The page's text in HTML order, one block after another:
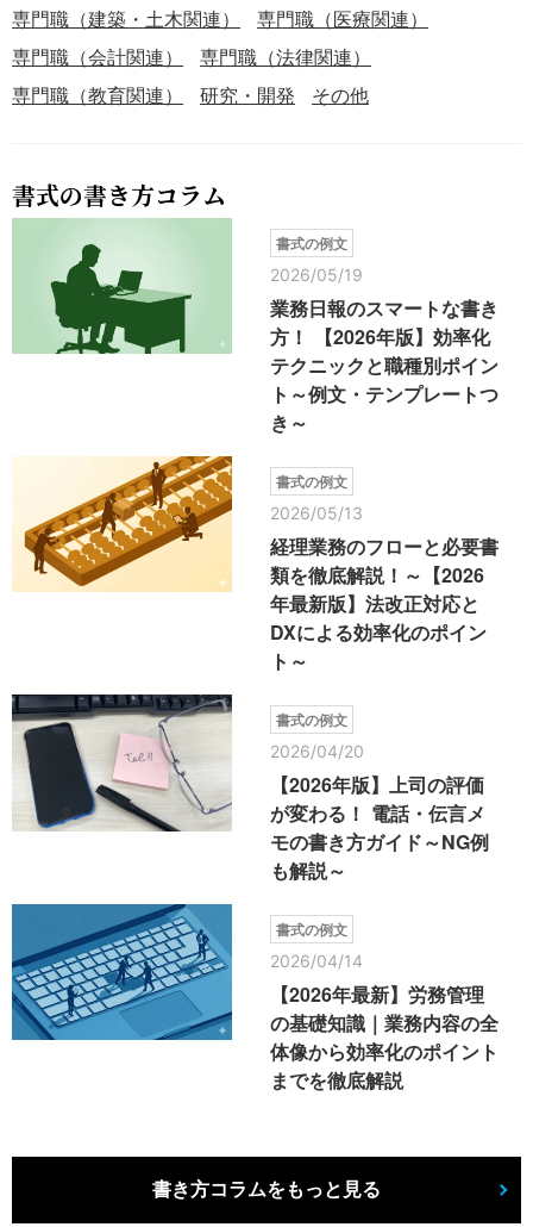
専門職（建築・土木関連）
専門職（医療関連）
専門職（会計関連）
専門職（法律関連）
専門職（教育関連）
研究・開発 その他
書式の書き方コラム
書式の例文
2026/05/19
業務日報のスマートな書き
方！ 【2026年版】効率化
テクニックと職種別ポイン
ト～例文・テンプレートつ
き～
書式の例文
2026/05/13
経理業務のフローと必要書
類を徹底解説！～【2026
年最新版】法改正対応と
DXによる効率化のポイン
ト～
書式の例文
2026/04/20
【2026年版】上司の評価
が変わる！ 電話・伝言メ
モの書き方ガイド～NG例
も解説～
書式の例文
2026/04/14
【2026年最新】労務管理
の基礎知識｜業務内容の全
体像から効率化のポイント
までを徹底解説
書き方コラムをもっと見る